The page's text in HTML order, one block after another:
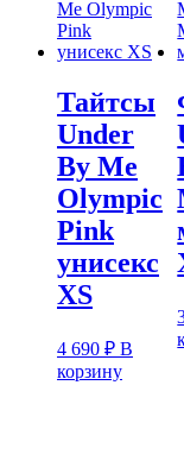
Тайтсы
Under
By Me
Olympic
Pink
унисекс
XS
4 690 ₽ В
корзину